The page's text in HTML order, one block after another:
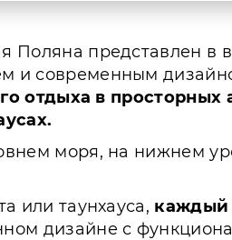
представлен в
и современным
отдыха в
моря, на нижнем
или таунхауса, каждый
дизайне с